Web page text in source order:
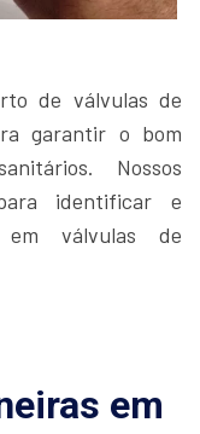
de válvulas de
garantir o bom
Nossos
identificar e
em válvulas de
em